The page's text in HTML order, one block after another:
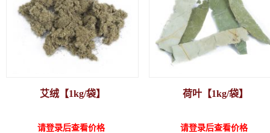
艾绒【1kg/袋】
请登录后查看价格
荷叶【1kg/袋】
请登录后查看价格